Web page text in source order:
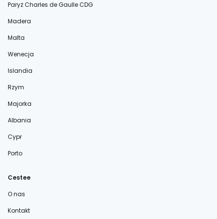
Paryż Charles de Gaulle CDG
Madera
Malta
Wenecja
Islandia
Rzym
Majorka
Albania
Cypr
Porto
Cestee
O nas
Kontakt